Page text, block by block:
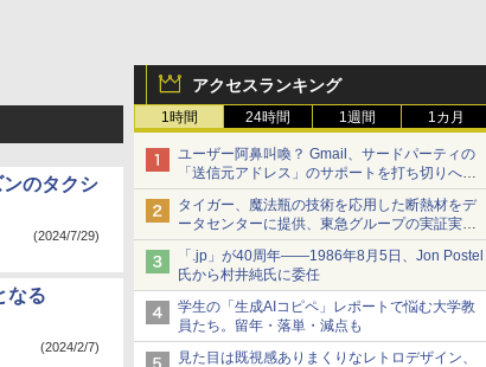
アクセスランキング
1時間 24時間 1週間 1カ月
ユーザー阿鼻叫喚？ Gmail、サードパーティの
「送信元アドレス」のサポートを打ち切りへ
【やじうまWatch】
タイガー、魔法瓶の技術を応用した断熱材をデ
ータセンターに提供、東急グループの実証実験
で 「ステンレス密封真空断熱パネル TIVIP」
「.jp」が40周年――1986年8月5日、Jon Postel
氏から村井純氏に委任
学生の「生成AIコピペ」レポートで悩む大学教
員たち。留年・落単・減点も
見た目は既視感ありまくりなレトロデザイン、
のタクシ
(2024/7/29)
なる
(2024/2/7)